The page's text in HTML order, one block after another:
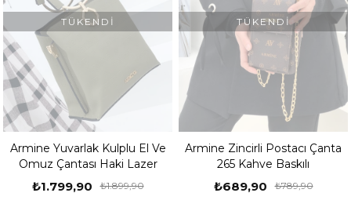
TÜKENDI
Armine Yuvarlak Kulplu El Ve
Omuz Çantası Haki Lazer
₺1.799,90 ₺1.899,90
TÜKENDI
Armine Zincirli Postacı Çanta
265 Kahve Baskılı
₺689,90 ₺789,90